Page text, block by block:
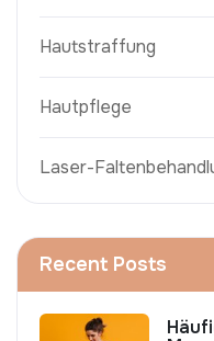
Hautstraffung
Hautpflege
Laser-
Recent Posts